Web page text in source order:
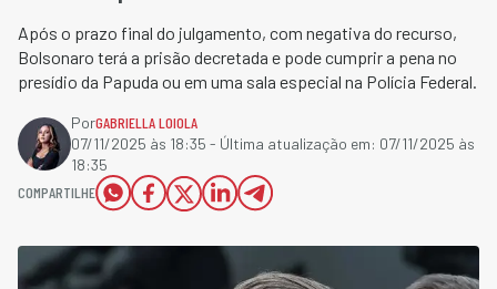
Após o prazo final do julgamento, com negativa do recurso,
Bolsonaro terá a prisão decretada e pode cumprir a pena no
presídio da Papuda ou em uma sala especial na Polícia Federal.
PorGABRIELLA LOIOLA
07/11/2025 às 18:35 - Última atualização em: 07/11/2025 às
18:35
COMPARTILHE